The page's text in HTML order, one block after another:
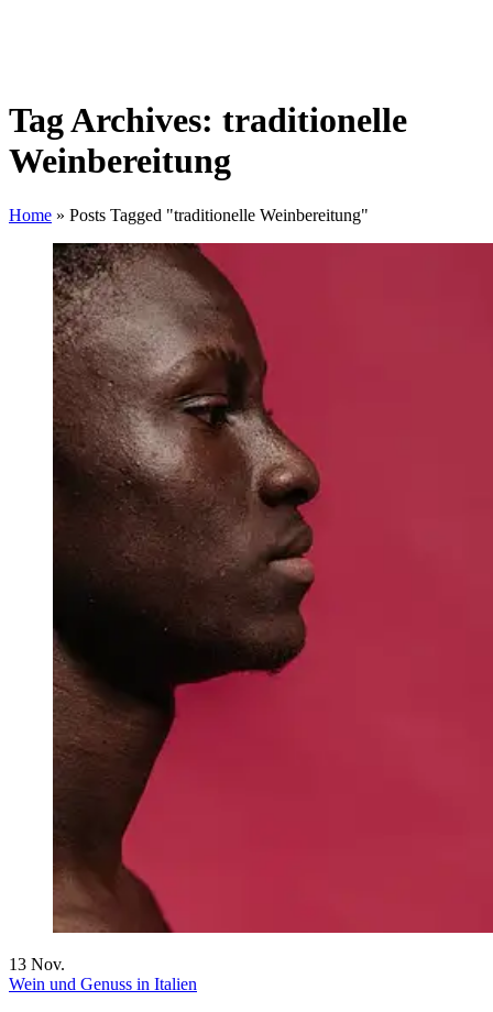
Tag Archives: traditionelle
Weinbereitung
Home » Posts Tagged "traditionelle Weinbereitung"
13 Nov.
Wein und Genuss in Italien